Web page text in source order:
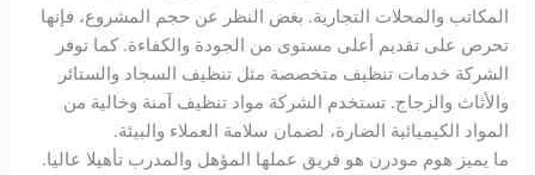
المكاتب والمحلات التجارية. بغض النظر عن حجم المشروع، فإنها
تحرص على تقديم أعلى مستوى من الجودة والكفاءة. كما توفر
الشركة خدمات تنظيف متخصصة مثل تنظيف السجاد والستائر
والأثاث والزجاج. تستخدم الشركة مواد تنظيف آمنة وخالية من
المواد الكيميائية الضارة، لضمان سلامة العملاء والبيئة.
ما يميز هوم مودرن هو فريق عملها المؤهل والمدرب تأهيلا عاليا.